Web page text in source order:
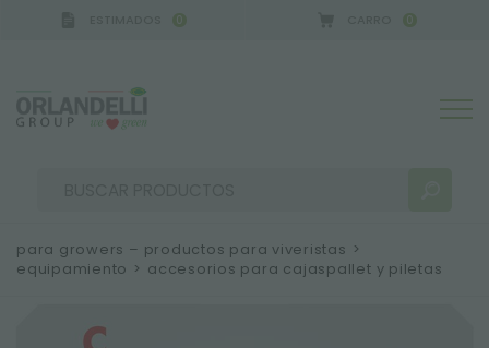
0 0
RESULTADOS DE LA BÚSQUEDA:
para growers – productos para viveristas >
equipamiento > accesorios para cajaspallet y piletas